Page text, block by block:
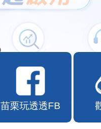
苗栗玩透透FB